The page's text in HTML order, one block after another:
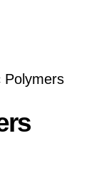
Polymers